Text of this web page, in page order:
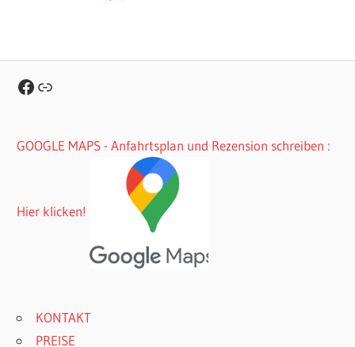
Facebook
Link
GOOGLE MAPS - Anfahrtsplan und Rezension schreiben :
Hier klicken!
KONTAKT
PREISE